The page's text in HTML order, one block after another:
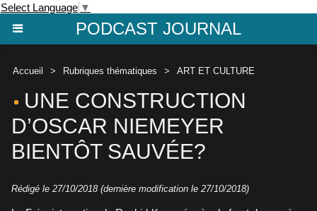
Select Language ▼
PODCAST JOURNAL
Accueil > Rubriques thématiques > ART ET CULTURE
UNE CONSTRUCTION
D’OSCAR NIEMEYER
BIENTÔT SAUVÉE?
Rédigé le 27/10/2018 (dernière modification le 27/10/2018)